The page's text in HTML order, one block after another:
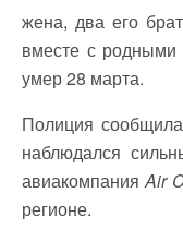
жена, два его
вместе с родными
умер 28 марта.
Полиция
наблюдался
авиакомпания Air
регионе.